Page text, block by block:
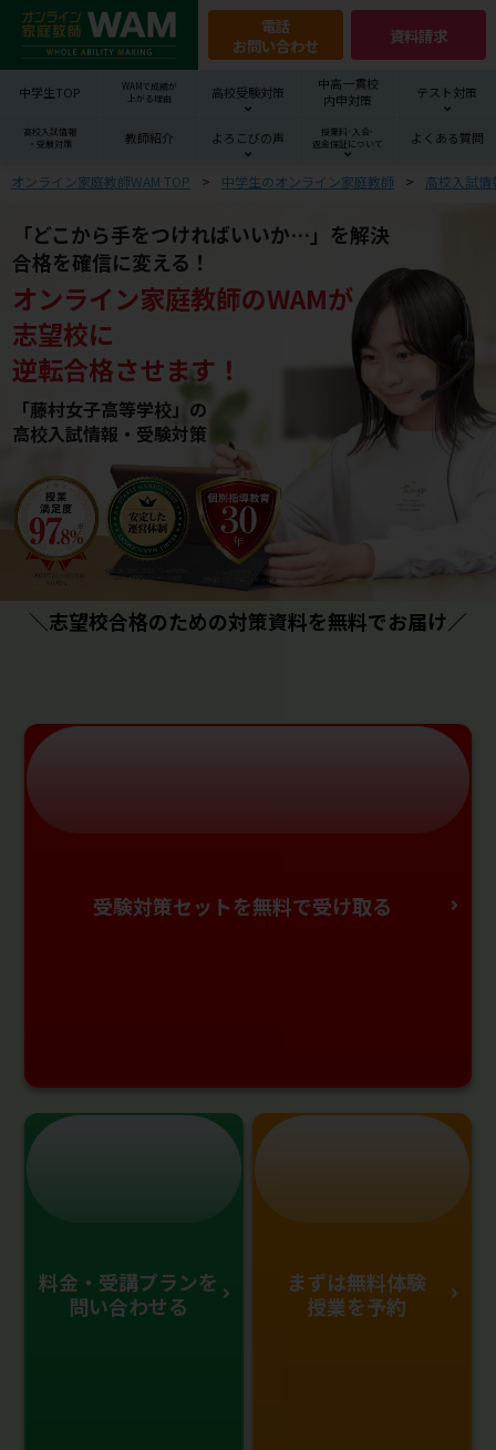
電話
お問い合わせ
資料請求
中学生TOP
WAMで成績が
上がる理由
高校受験対策
中高一貫校
内申対策
テスト対策
高校入試情報
・受験対策
教師紹介 よろこびの声
授業料･入会･
返金保証について
よくある質問
オンライン家庭教師WAM TOP 中学生のオンライン家庭教師 高校入試
「どこから手をつければいいか…」を解決
合格を確信に変える！
オンライン家庭教師のWAMが
志望校に
逆転合格させます！
「藤村女子高等学校」の
高校入試情報・受験対策
＼志望校合格のための対策資料を無料でお届け／
受験対策セットを無料で受け取る
料金・受講プランを
問い合わせる
まずは無料体験
授業を予約